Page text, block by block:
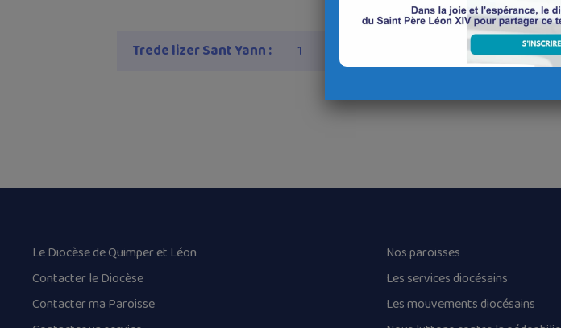
Trede lizer Sant Yann : 1
Le Diocèse de Quimper et Léon
Contacter le Diocèse
Contacter ma Paroisse
Nos paroisses
Les services diocésains
Les mouvements diocésains